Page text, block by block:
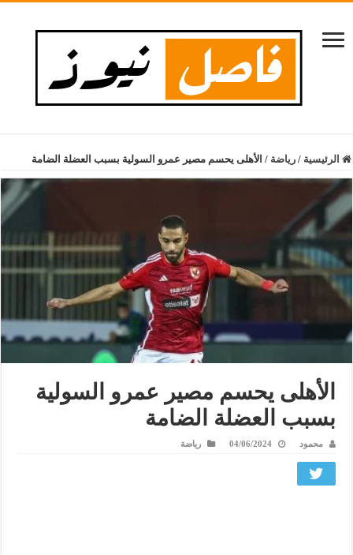
الرئيسية / رياضة / الأهلى يحسم مصير عمرو السولية بسبب العضلة الضامة
الأهلى يحسم مصير عمرو السولية
بسبب العضلة الضامة
محمود 04/06/2024 رياضة